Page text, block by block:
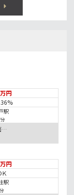
円
駅
…
円
Ｋ
駅